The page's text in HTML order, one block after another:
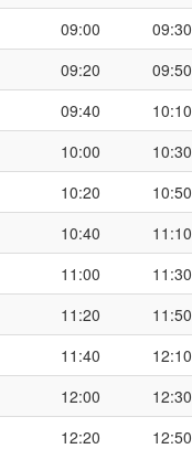
09:00 09:30
09:20 09:50
09:40 10:10
10:00 10:30
10:20 10:50
10:40 11:10
11:00 11:30
11:20 11:50
11:40 12:10
12:00 12:30
12:20 12:50